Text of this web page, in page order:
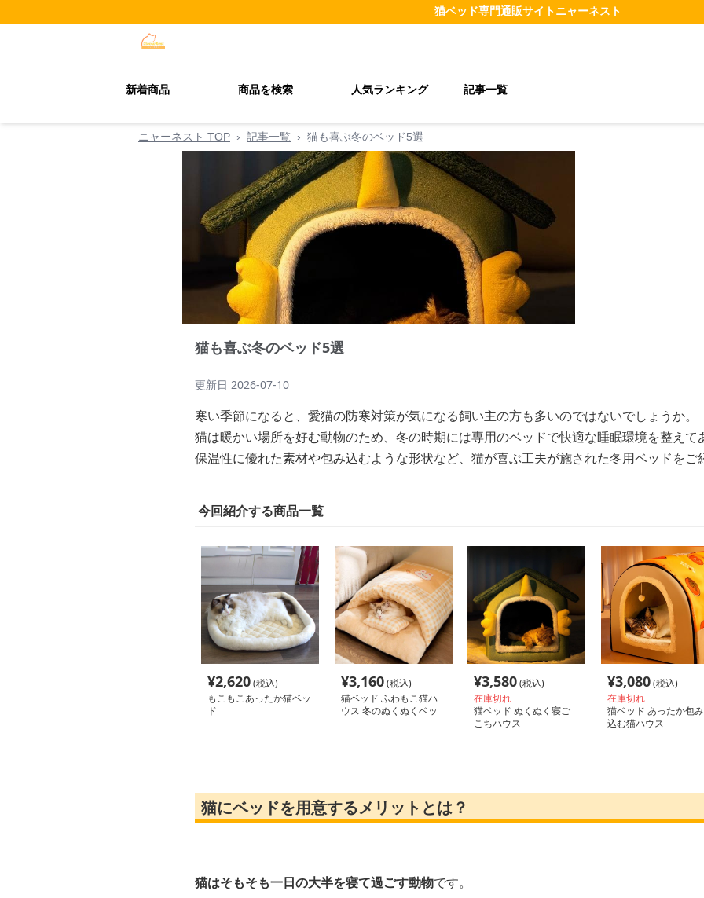
猫ベッド専門通販サイトニャーネスト
新着商品 商品を検索 人気ランキング 記事一覧
ニャーネスト TOP › 記事一覧 › 猫も喜ぶ冬のベッド5選
猫も喜ぶ冬のベッド5選
更新日 2026-07-10
寒い季節になると、愛猫の防寒対策が気になる飼い主の方も多いのではないでしょうか。
猫は暖かい場所を好む動物のため、冬の時期には専用のベッドで快適な睡眠環境を整えて
保温性に優れた素材や包み込むような形状など、猫が喜ぶ工夫が施された冬用ベッドをご
今回紹介する商品一覧
¥2,620(税込)
もこもこあったか猫ベッ
ド
¥3,160(税込)
猫ベッド ふわもこ猫ハ
ウス 冬のぬくぬくベッ
¥3,580(税込)
在庫切れ
猫ベッド ぬくぬく寝ご
こちハウス
¥3,080(税込)
在庫切れ
猫ベッド あったか包み
込む猫ハウス
猫にベッドを用意するメリットとは？
猫はそもそも一日の大半を寝て過ごす動物です。